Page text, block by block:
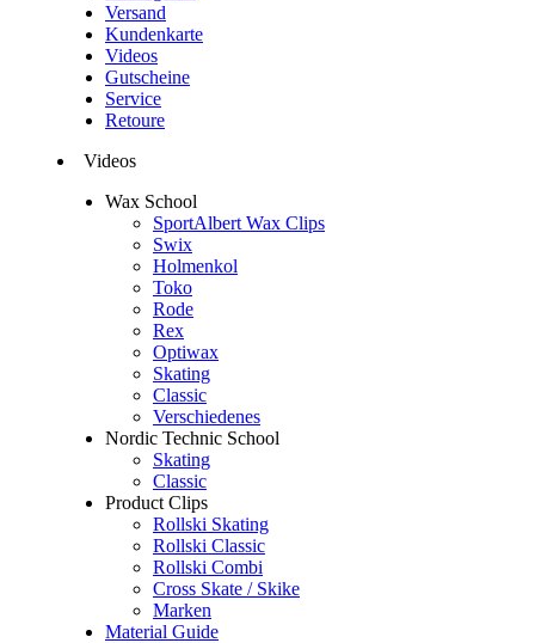
Versand
Kundenkarte
Videos
Gutscheine
Service
Retoure
Videos
Wax School
SportAlbert Wax Clips
Swix
Holmenkol
Toko
Rode
Rex
Optiwax
Skating
Classic
Verschiedenes
Nordic Technic School
Skating
Classic
Product Clips
Rollski Skating
Rollski Classic
Rollski Combi
Cross Skate / Skike
Marken
Material Guide